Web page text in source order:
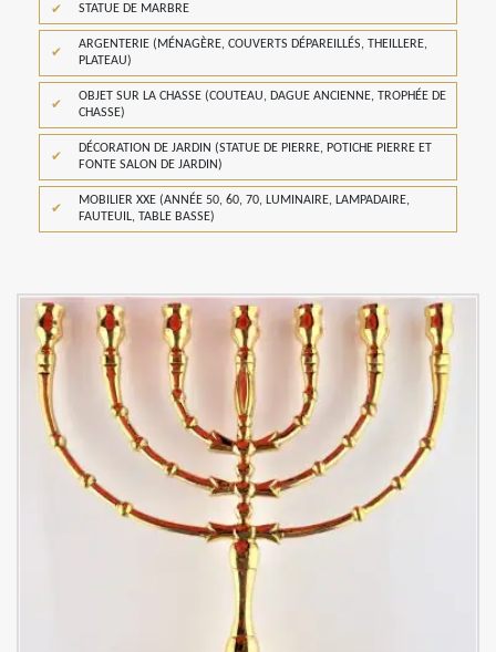
STATUE DE MARBRE
ARGENTERIE (MÉNAGÈRE, COUVERTS DÉPAREILLÉS, THEILLERE,
PLATEAU)
OBJET SUR LA CHASSE (COUTEAU, DAGUE ANCIENNE, TROPHÉE DE
CHASSE)
DÉCORATION DE JARDIN (STATUE DE PIERRE, POTICHE PIERRE ET
FONTE SALON DE JARDIN)
MOBILIER XXE (ANNÉE 50, 60, 70, LUMINAIRE, LAMPADAIRE,
FAUTEUIL, TABLE BASSE)